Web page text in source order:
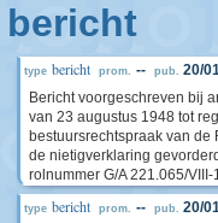
bericht
type bericht prom. -- pub. 20/
Bericht voorgeschreven bij
van 23 augustus 1948 tot
bestuursrechtspraak van de
de nietigverklaring
rolnummer G/A 221.065/
type bericht prom. -- pub. 20/